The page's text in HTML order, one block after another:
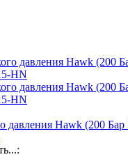
давления Hawk (200